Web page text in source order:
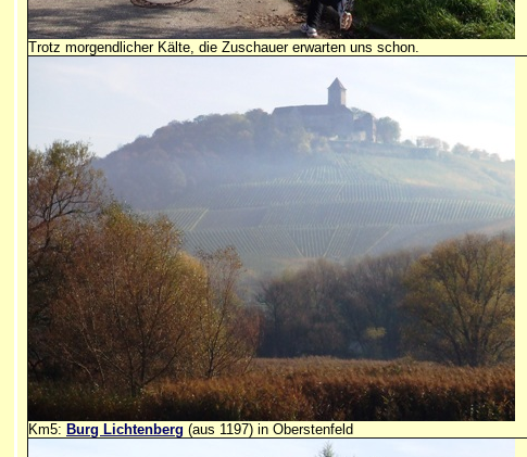
Trotz morgendlicher Kälte, die Zuschauer erwarten uns schon.
Km5: Burg Lichtenberg (aus 1197) in Oberstenfeld